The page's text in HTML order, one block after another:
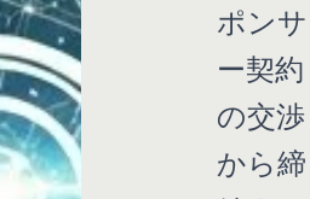
ポンサ
ー契約
の交渉
から締